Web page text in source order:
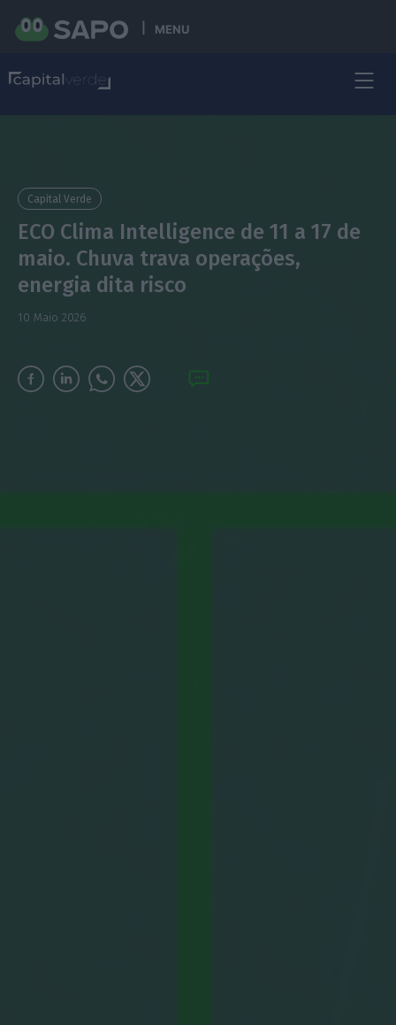
MENU
Capital Verde
ECO Clima Intelligence de 11 a 17 de
maio. Chuva trava operações,
energia dita risco
10 Maio 2026